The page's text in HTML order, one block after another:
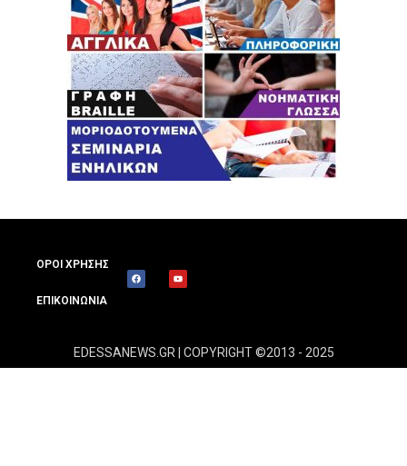
ΟΡΟΙ ΧΡΗΣΗΣ
ΕΠΙΚΟΙΝΩΝΙΑ
EDESSANEWS.GR | COPYRIGHT ©2013 - 2025